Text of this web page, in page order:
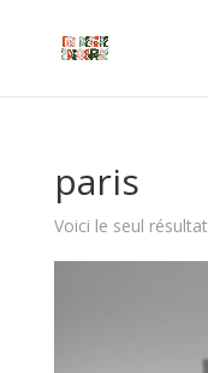
paris
Voici le seul résultat